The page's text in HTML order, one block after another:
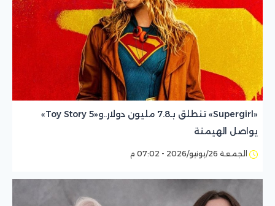
«Supergirl» تنطلق بـ7.8 مليون دولار..و«Toy Story 5»
يواصل الهيمنة
الجمعة 26/يونيو/2026 - 07:02 م